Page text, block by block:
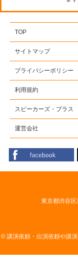
TOP
サイトマップ
プライバシーポリシー
利用規約
スピーカーズ・プラス
運営会社
東京都渋谷
© 講演依頼・出演依頼や講